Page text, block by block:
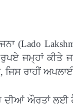
(Lado
ਜਮ੍ਹਾਂ
ਰਾਹੀਂ ਅਪਲਾਈ
ਔਰਤਾਂ ਲਈ